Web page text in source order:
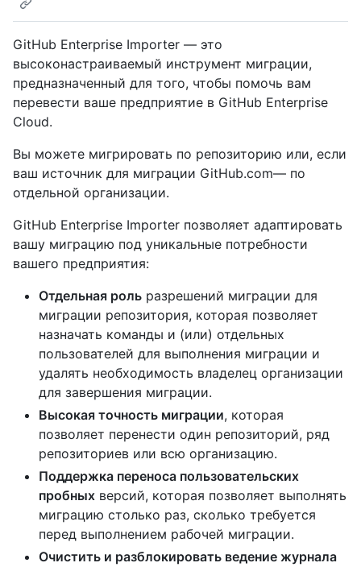
GitHub Enterprise Importer — это
высоконастраиваемый инструмент миграции,
предназначенный для того, чтобы помочь вам
перевести ваше предприятие в GitHub Enterprise
Cloud.
Вы можете мигрировать по репозиторию или, если
ваш источник для миграции GitHub.com— по
отдельной организации.
GitHub Enterprise Importer позволяет адаптировать
вашу миграцию под уникальные потребности
вашего предприятия:
Отдельная роль разрешений миграции для
миграции репозитория, которая позволяет
назначать команды и (или) отдельных
пользователей для выполнения миграции и
удалять необходимость владелец организации
для завершения миграции.
Высокая точность миграции, которая
позволяет перенести один репозиторий, ряд
репозиториев или всю организацию.
Поддержка переноса пользовательских
пробных версий, которая позволяет выполнять
миграцию столько раз, сколько требуется
перед выполнением рабочей миграции.
Очистить и разблокировать ведение журнала